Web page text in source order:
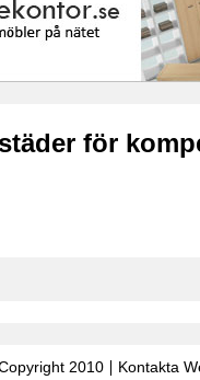
för
2010 Kontakta